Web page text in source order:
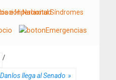
ANSEDH
de Ehlers-Danlos e Hiperlaxitud
/
llega al Senado »